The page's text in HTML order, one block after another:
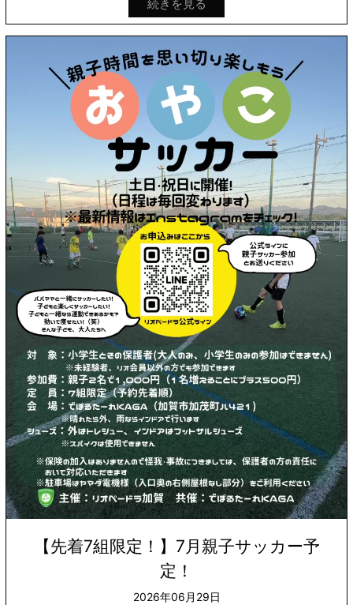
続きを見る
【先着7組限定！】7月親子サッカー予
定！
2026年06月29日